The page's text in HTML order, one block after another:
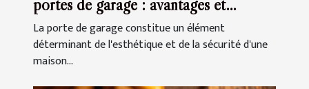
portes de garage : avantages et
inconvénients
La porte de garage constitue un élément
déterminant de l'esthétique et de la sécurité d'une
maison...